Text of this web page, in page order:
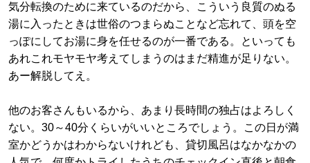
気分転換のために来ているのだから、こういう良質のぬる
湯に入ったときは世俗のつまらぬことなど忘れて、頭を空
っぽにしてお湯に身を任せるのが一番である。といっても
あれこれモヤモヤ考えてしまうのはまだ精進が足りない。
あー解脱してえ。
他のお客さんもいるから、あまり長時間の独占はよろしく
ない。30～40分くらいがいいところでしょう。この日が満
室かどうかはわからないけれども、貸切風呂はなかなかの